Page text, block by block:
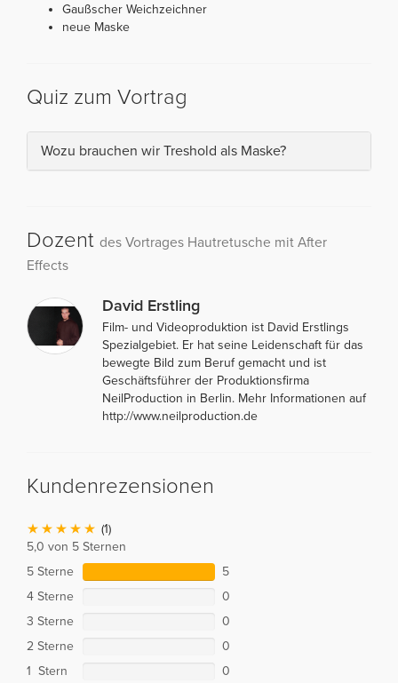
Gaußscher Weichzeichner
neue Maske
Quiz zum Vortrag
Wozu brauchen wir Treshold als Maske?
Dozent des Vortrages Hautretusche mit After
Effects
David Erstling
Film- und Videoproduktion ist David Erstlings
Spezialgebiet. Er hat seine Leidenschaft für das
bewegte Bild zum Beruf gemacht und ist
Geschäftsführer der Produktionsfirma
NeilProduction in Berlin. Mehr Informationen auf
http://www.neilproduction.de
Kundenrezensionen
(1)
5,0 von 5 Sternen
5 Sterne
5
4 Sterne
0
3 Sterne
0
2 Sterne
0
1 Stern
0